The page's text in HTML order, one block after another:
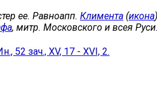
ее. Равноапп. Климента (икона
, митр. Московского и всея Руси.
52 зач., XV, 17 - XVI, 2.